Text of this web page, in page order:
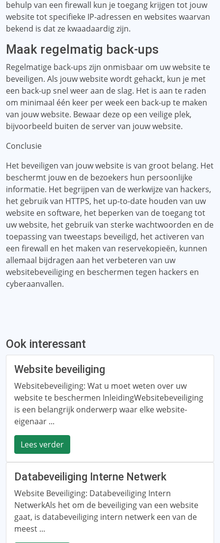
behulp van een firewall kun je toegang krijgen tot jouw
website tot specifieke IP-adressen en websites waarvan
bekend is dat ze kwaadaardig zijn.
Maak regelmatig back-ups
Regelmatige back-ups zijn onmisbaar om uw website te
beveiligen. Als jouw website wordt gehackt, kun je met
een back-up snel weer aan de slag. Het is aan te raden
om minimaal één keer per week een back-up te maken
van jouw website. Bewaar deze op een veilige plek,
bijvoorbeeld buiten de server van jouw website.
Conclusie
Het beveiligen van jouw website is van groot belang. Het
beschermt jouw en de bezoekers hun persoonlijke
informatie. Het begrijpen van de werkwijze van hackers,
het gebruik van HTTPS, het up-to-date houden van uw
website en software, het beperken van de toegang tot
uw website, het gebruik van sterke wachtwoorden en de
toepassing van tweestaps beveiligd, het activeren van
een firewall en het maken van reservekopieën, kunnen
allemaal bijdragen aan het verbeteren van uw
websitebeveiliging en beschermen tegen hackers en
cyberaanvallen.
Ook interessant
Website beveiliging
Websitebeveiliging: Wat u moet weten over uw
website te beschermen InleidingWebsitebeveiliging
is een belangrijk onderwerp waar elke website-
eigenaar ...
Lees verder
Databeveiliging Interne Netwerk
Website Beveiliging: Databeveiliging Intern
NetwerkAls het om de beveiliging van een website
gaat, is databeveiliging intern netwerk een van de
meest ...